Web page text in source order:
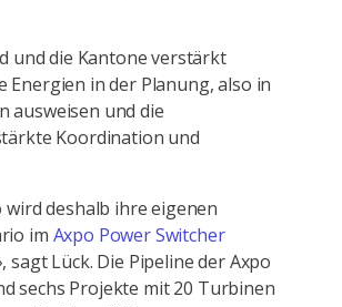
und die Kantone verstärkt
in der Planung, also in
ausweisen und die
Koordination und
deshalb ihre eigenen
im Axpo Power Switcher
Lück. Die Pipeline der Axpo
sechs Projekte mit 20 Turbinen